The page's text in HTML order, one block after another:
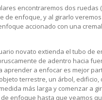
encontraremos dos ruedas
de enfoque, y al girarlo
accionado con una
novato extienda el tubo de
de adentro hacia
aprender a enfocar es mejor
terrestre, un árbol, edificio,
más larga y comenzar a
enfoque hasta que veamos